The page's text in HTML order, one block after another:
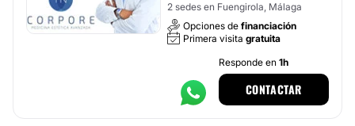
2 sedes en Fuengirola, Málaga
Opciones de financiación
Primera visita gratuita
Responde en 1h
CONTACTAR